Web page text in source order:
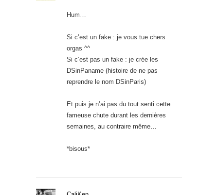
Hum…
Si c’est un fake : je vous tue chers
orgas ^^
Si c’est pas un fake : je crée les
DSinPaname (histoire de ne pas
reprendre le nom DSinParis)
Et puis je n’ai pas du tout senti cette
fameuse chute durant les dernières
semaines, au contraire même…
*bisous*